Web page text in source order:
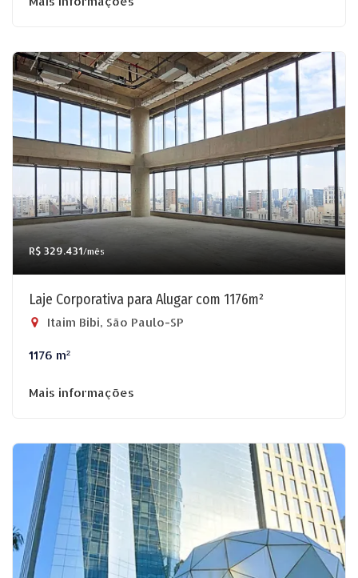
R$ 329.431/mês
Laje Corporativa para Alugar com 1176m²
Itaim Bibi, São Paulo-SP
1176 m²
Mais informações